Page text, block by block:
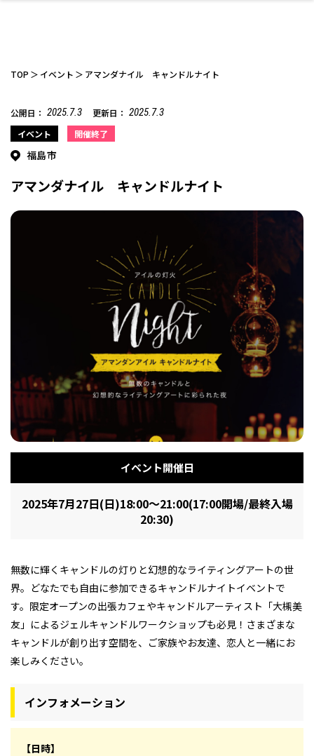
カフェ
洋食 中華
わんぱく 福島ローカルグル
メ
ク
開成山公園
ひとりで アウトドア
体験 名所
レジャー・スポー 非日常 イベントレポート
その他
美容室
エイジングケア メンズ
フィットネス・や
せたい
鍼灸・整体・リラ
クゼーション
まつ毛サロン
科
ファッション
ギフト・お土産 キッズ
インテリア 食品・酒 生活を彩るモノ
お仕事探し
病院・クリニック ペット
趣味・スキルアッ
プ
保育園・こども園 子どもの習い事・
幼稚園 教育 ライフイベント
家づくり
自治体インフォ その他
TOP イベント アマンダナイル キャンドルナイト
公開日： 2025.7.3 更新日： 2025.7.3
イベント 開催終了
福島市
アマンダナイル キャンドルナイト
イベント開催日
2025年7月27日(日)18:00～21:00(17:00開場/最終入場
20:30)
無数に輝くキャンドルの灯りと幻想的なライティングアートの世
界。どなたでも自由に参加できるキャンドルナイトイベントで
す。限定オープンの出張カフェやキャンドルアーティスト「大槻美
友」によるジェルキャンドルワークショップも必見！さまざまな
キャンドルが創り出す空間を、ご家族やお友達、恋人と一緒にお
楽しみください。
インフォメーション
【日時】